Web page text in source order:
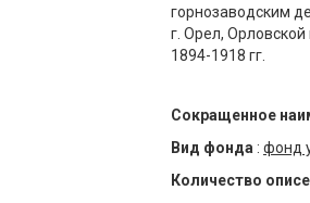
горнозаводским
г. Орел, Орловской
1894-1918 гг.
Сокращенное
Вид фонда : фонд
Количество